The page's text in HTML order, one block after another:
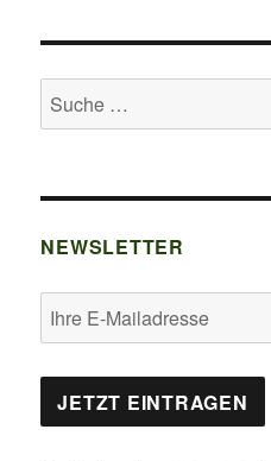
Suche
nach:
NEWSLETTER